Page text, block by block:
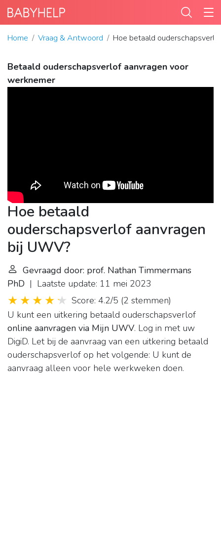
Home Vraag & Antwoord Hoe betaald
Betaald ouderschapsverlof aanvragen voor
werknemer
Hoe betaald
ouderschapsverlof aanvragen
bij UWV?
Gevraagd door: prof. Nathan Timmermans
PhD | Laatste update: 11 mei 2023
Score: 4.2/5 (2 stemmen)
U kunt een uitkering betaald ouderschapsverlof
online aanvragen via Mijn UWV. Log in met uw
DigiD. Let bij de aanvraag van een uitkering betaald
ouderschapsverlof op het volgende: U kunt de
aanvraag alleen voor hele werkweken doen.